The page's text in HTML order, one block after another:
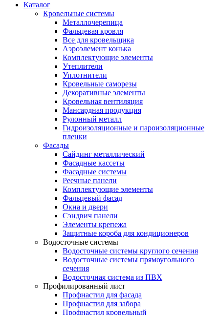
Каталог
Кровельные системы
Металлочерепица
Фальцевая кровля
Все для кровельщика
Аэроэлемент конька
Комплектующие элементы
Утеплители
Уплотнители
Кровельные саморезы
Декоративные элементы
Кровельная вентиляция
Мансардная продукция
Рулонный металл
Гидроизоляционные и пароизоляционные
пленки
Фасады
Сайдинг металлический
Фасадные кассеты
Фасадные системы
Реечные панели
Комплектующие элементы
Фальцевый фасад
Окна и двери
Сэндвич панели
Элементы крепежа
Защитные короба для кондиционеров
Водосточные системы
Водосточные системы круглого сечения
Водосточные системы прямоугольного
сечения
Водосточная система из ПВХ
Профилированный лист
Профнастил для фасада
Профнастил для забора
Профнастил кровельный